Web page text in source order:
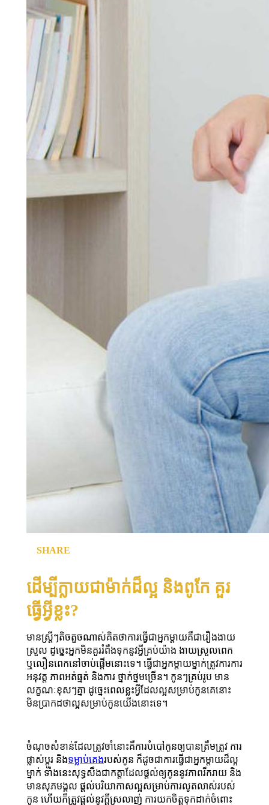
SHARE
ដើម្បីក្លាយជាម៉ាក់ដ៏ល្អ និងពូកែ គួរ
ធ្វើអី្វខ្លះ?
មានស្រី្តៗតិចតួចណាស់គិតថាការធ្វើជាអ្នកម្ដាយគឺជារឿងងាយ
ស្រួល ដូច្នេះអ្នកមិនគួររំពឹងទុកនូវអ្វីគ្រប់យ៉ាង ងាយស្រួលពេក
ឬលឿនពេកនៅចាប់ផ្តើមនោះទេ។ ធ្វើជាអ្នកម្តាយម្នាក់ត្រូវការការ
អនុវត្ត ភាពអត់ធ្មត់ និងការ ថ្នាក់ថ្នមច្រើន។ កូនៗគ្រប់រូប មាន
លក្ខណៈខុសៗគ្នា ដូច្នេះពេលខ្លះអ្វីដែលល្អសម្រាប់កូនគេនោះ
មិនប្រាកដថាល្អសម្រាប់កូនយើងនោះទេ។
ចំណុចសំខាន់ដែលត្រូវចាំនោះគឺការបំបៅកូនឲ្យបានត្រឹមត្រូវ ការ
ផ្លាស់ប្តូរ និងទម្លាប់គេងរបស់កូន ក៏ដូចជាការធ្វើជាអ្នកម្តាយដ៏ល្អ
ម្នាក់ ទាំងនេះសុទ្ធសឹងជាកត្តាដែលផ្តល់ឲ្យកូននូវភាពរីករាយ និង
មានសុភមង្គល ផ្ដល់បរិយាកាសល្អសម្រាប់ការលូតលាស់របស់
កូន ហើយក៏ត្រូវផ្តល់នូវក្តីស្រលាញ់ ការយកចិត្តទុកដាក់ចំពោះ